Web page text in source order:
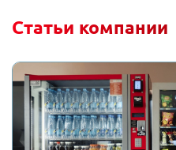
Статьи компании